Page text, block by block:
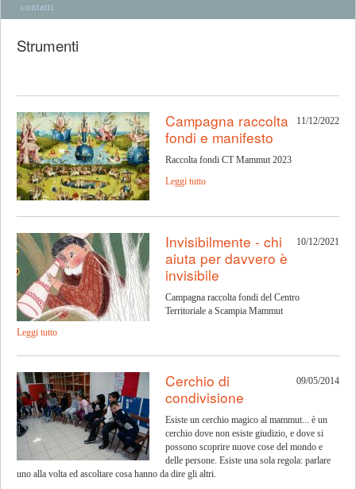
contatti
Strumenti
11/12/2022
Campagna raccolta
fondi e manifesto
Raccolta fondi CT Mammut 2023
Leggi tutto
10/12/2021
Invisibilmente - chi
aiuta per davvero è
invisibile
Campagna raccolta fondi del Centro
Territoriale a Scampia Mammut
Leggi tutto
09/05/2014
Cerchio di
condivisione
Esiste un cerchio magico al mammut... è un
cerchio dove non esiste giudizio, e dove si
possono scoprire nuove cose del mondo e
delle persone. Esiste una sola regola: parlare
uno alla volta ed ascoltare cosa hanno da dire gli altri.